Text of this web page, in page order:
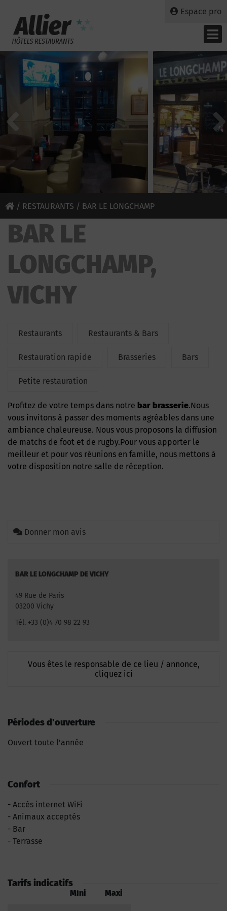
Espace pro
/ RESTAURANTS / BAR LE LONGCHAMP
BAR LE
LONGCHAMP,
VICHY
Restaurants Restaurants & Bars
Restauration rapide Brasseries Bars
Petite restauration
Profitez de votre temps dans notre bar brasserie.Nous
vous invitons à passer des moments agréables dans une
ambiance chaleureuse. Nous vous proposons la diffusion
de matchs de foot et de rugby.Pour vous apporter le
meilleur et pour vos réunions en famille, nous mettons à
votre disposition notre salle de réception.
Donner mon avis
BAR LE LONGCHAMP DE VICHY
49 Rue de Paris
03200 Vichy
Tél. +33 (0)4 70 98 22 93
Vous êtes le responsable de ce lieu / annonce,
cliquez ici
Périodes d'ouverture
Ouvert toute l'année
Confort
Accès internet WiFi
Animaux acceptés
Bar
Terrasse
Tarifs indicatifs
Mini Maxi